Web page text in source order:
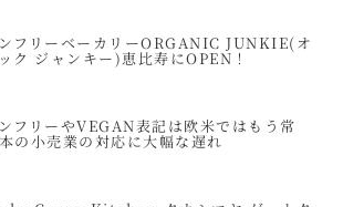
フリーベーカリーORGANIC JUNKIE(オ
ク ジャンキー)恵比寿にOPEN！
フリーやVEGAN表記は欧米ではもう常
の小売業の対応に大幅な遅れ